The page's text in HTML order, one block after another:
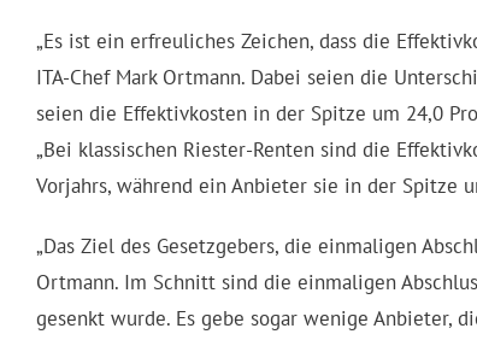
„Es ist ein erfreuliches Zeichen, dass die
ITA-Chef Mark Ortmann. Dabei seien die
seien die Effektivkosten in der Spitze um 24,0
„Bei klassischen Riester-Renten sind die
Vorjahrs, während ein Anbieter sie in der Spitze
„Das Ziel des Gesetzgebers, die einmaligen
Ortmann. Im Schnitt sind die einmaligen
gesenkt wurde. Es gebe sogar wenige Anbieter,